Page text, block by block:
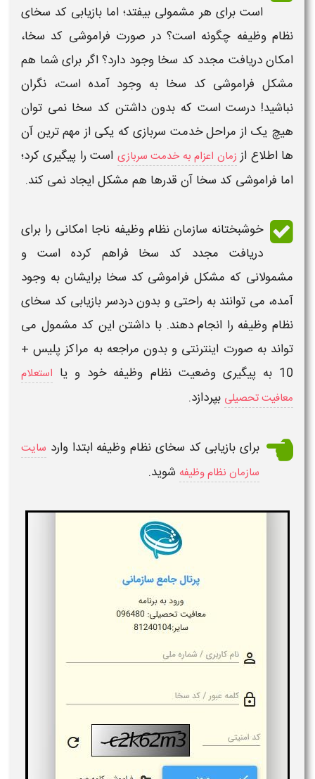
است برای هر مشمولی بیفتد؛ اما بازیابی کد سخای
نظام وظیفه چگونه است؟ در صورت فراموشی کد سخا،
امکان دریافت مجدد کد سخاوجود دارد؟ اگر برای شما هم
مشکل فراموشی کد سخا به وجود آمده است، نگران
نباشید! درست است که بدون داشتن کد سخانمی توان
هیچ یک از مراحلخدمت سربازیکه یکی از مهم ترین آن
ها اطلاع از زمان اعزام به خدمت سربازی است را پیگیری کرد؛
اما فراموشی کد سخا آن قدرها هم مشکل ایجاد نمی کند.
خوشبختانه سازمان نظام وظیفه ناجا امکانی را برای
دریافت مجدد کد سخا فراهم کرده است و
مشمولانی که مشکل فراموشی کد سخا برایشان به وجود
آمده، می توانند به راحتی و بدون دردسر بازیابی کد سخای
نظام وظیفه را انجام دهند. با داشتن این کد مشمول می
تواند به صورت اینترنتی و بدون مراجعه به مراکز پلیس +
10 به پیگیری وضعیت
نظام وظیفه خود و یا استعلام
معافیت تحصیلی بپردازد.
برای بازیابی کد سخای نظام وظیفه ابتدا وارد سایت
سازمان نظام وظیفه شوید.